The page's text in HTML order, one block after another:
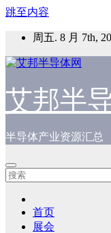
跳至内容
周五. 8 月 7th,
艾邦半
半导体产业资源汇总
首页
展会